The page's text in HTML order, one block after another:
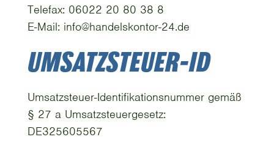
Telefax: 06022 20 80 38 8
E-Mail: info@handelskontor-24.de
UMSATZSTEUER-ID
Umsatzsteuer-Identifikationsnummer gemäß
§ 27 a Umsatzsteuergesetz:
DE325605567